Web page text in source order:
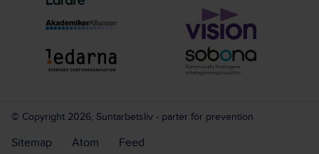
© Copyright 2026, Suntarbetsliv - parter för prevention
Sitemap Atom Feed